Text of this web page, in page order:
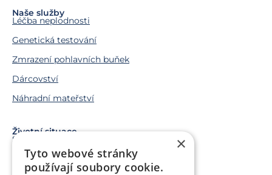
Naše služby
Léčba neplodnosti
Genetická testování
Zmrazení pohlavních buňek
Dárcovství
Náhradní mateřství
Životní situace
Snažíme se o miminko
Chci miminko v budoucnu
×
Tyto webové stránky
používají soubory cookie.